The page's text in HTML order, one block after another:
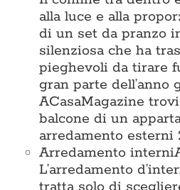
alla luce e alla
di un set da pranzo
silenziosa che ha
pieghevoli da tirare
gran parte
ACasaMagazine
balcone di un
arredamento esterni
Arredamento interni
L’arredamento